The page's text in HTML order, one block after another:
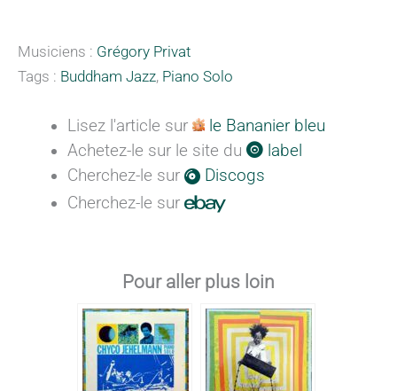
Musiciens : Grégory Privat
Tags : Buddham Jazz, Piano Solo
Lisez l'article sur
le Bananier bleu
Achetez-le sur le site du
label
Cherchez-le sur
Discogs
Cherchez-le sur
Pour aller plus loin